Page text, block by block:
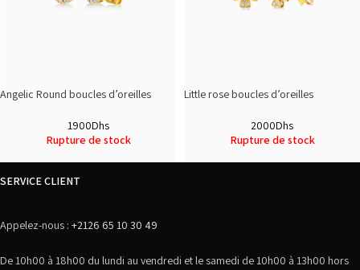
Angelic Round boucles d’oreilles
1900Dhs
Rupture de stock
Little rose boucles d’oreilles
2000Dhs
Rupture de stock
SERVICE CLIENT
Appelez-nous : +2126 65 10 30 49
De 10h00 à 18h00 du lundi au vendredi et le samedi de 10h00 à 13h00 hors